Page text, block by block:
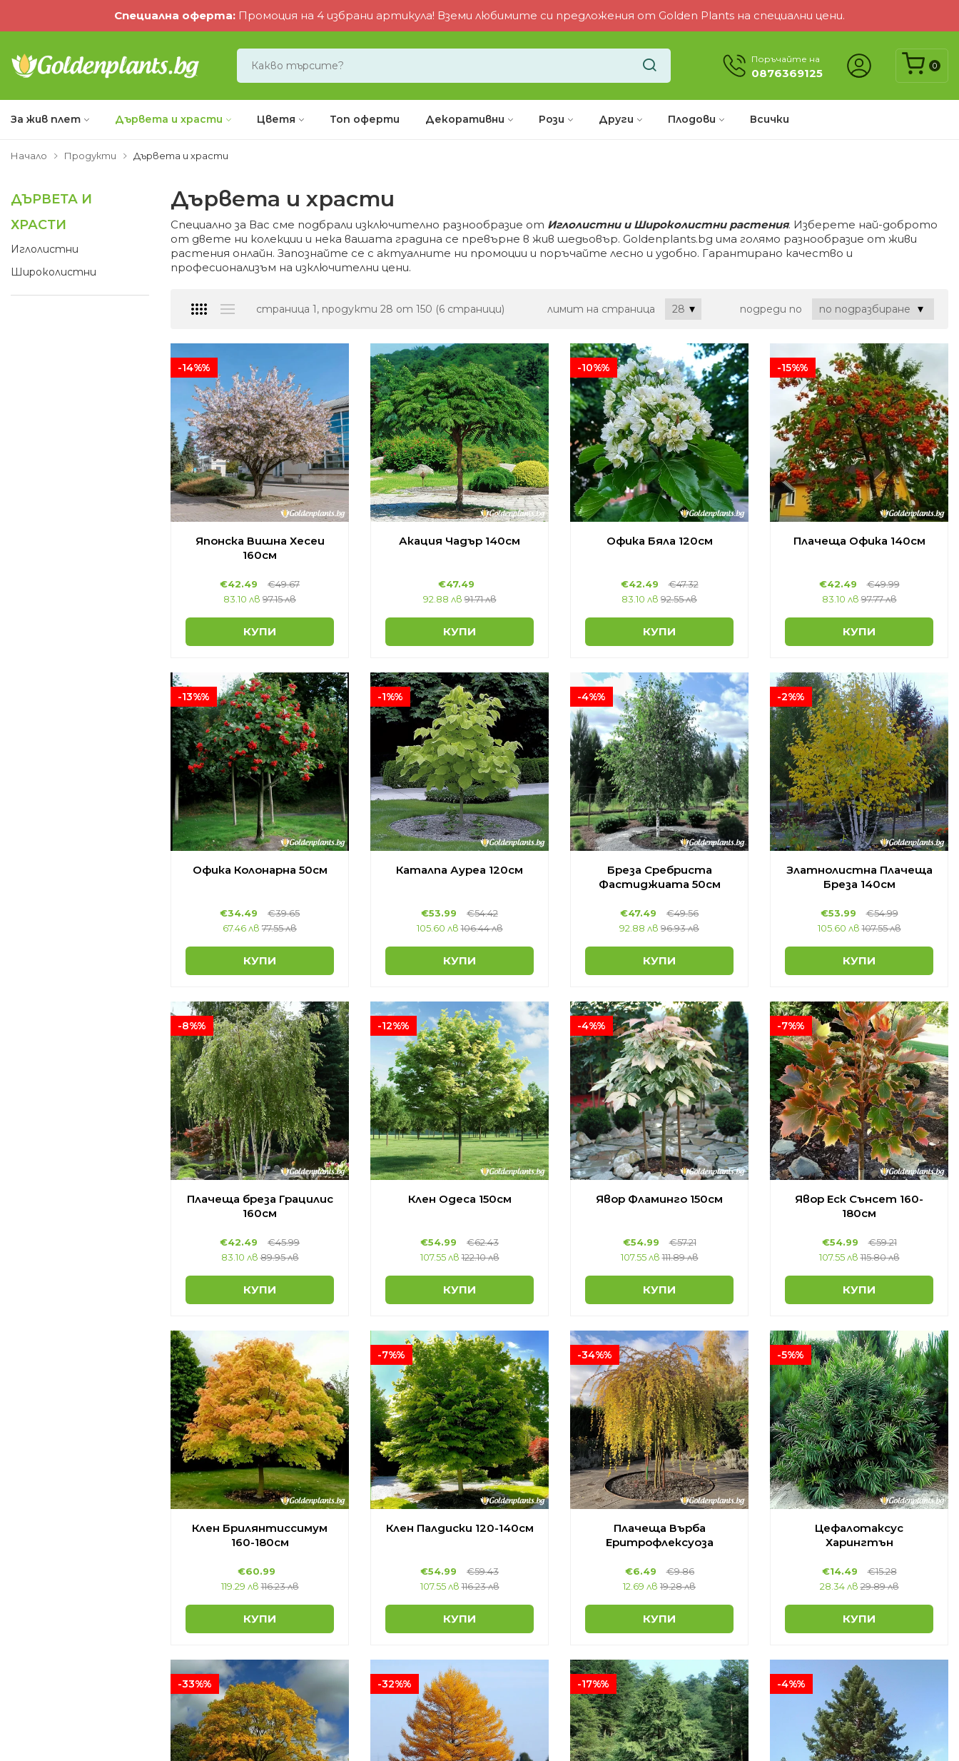
Специална оферта: Промоция на 4 избрани артикула! Вземи любимите си предложения от Golden Plants на специални цени.
Поръчайте на
0876369125
0
За жив плет Дървета и храсти Цветя Топ оферти Декоративни Рози Други Плодови Всички
Начало Продукти Дървета и храсти
ДЪРВЕТА И
ХРАСТИ
Иглолистни
Широколистни
Дървета и храсти
Специално за Вас сме подбрали изключително разнообразие от Иглолистни и Широколистни растения. Изберете най-доброто
от двете ни колекции и нека вашата градина се превърне в жив шедьовър. Goldenplants.bg има голямо разнообразие от живи
растения онлайн. Запознайте се с актуалните ни промоции и поръчайте лесно и удобно. Гарантирано качество и
професионализъм на изключителни цени.
страница 1, продукти 28 от 150 (6 страници) лимит на страница подреди по
-14%%
Японска Вишна Хесеи
160см
€42.49
€49.67
83.10 лв 97.15 лв
КУПИ
Акация Чадър 140см
€47.49
92.88 лв 91.71 лв
КУПИ
-10%%
Офика Бяла 120см
€42.49
€47.32
83.10 лв 92.55 лв
КУПИ
-15%%
Плачеща Офика 140см
€42.49
€49.99
83.10 лв 97.77 лв
КУПИ
-13%%
Офика Колонарна 50см
€34.49
€39.65
67.46 лв 77.55 лв
КУПИ
-1%%
Каталпа Ауреа 120см
€53.99
€54.42
105.60 лв 106.44 лв
КУПИ
-4%%
Бреза Сребриста
Фастиджиата 50см
€47.49
€49.56
92.88 лв 96.93 лв
КУПИ
-2%%
Златнолистна Плачеща
Бреза 140см
€53.99
€54.99
105.60 лв 107.55 лв
КУПИ
-8%%
Плачеща бреза Грацилис
160см
€42.49
€45.99
83.10 лв 89.95 лв
КУПИ
-12%%
Клен Одеса 150см
€54.99
€62.43
107.55 лв 122.10 лв
КУПИ
-4%%
Явор Фламинго 150см
€54.99
€57.21
107.55 лв 111.89 лв
КУПИ
-7%%
Явор Еск Сънсет 160-
180см
€54.99
€59.21
107.55 лв 115.80 лв
КУПИ
Клен Брилянтиссимум
160-180см
€60.99
119.29 лв 116.23 лв
КУПИ
-7%%
Клен Палдиски 120-140см
€54.99
€59.43
107.55 лв 116.23 лв
КУПИ
-34%%
Плачеща Върба
Еритрофлексуоза
€6.49
€9.86
12.69 лв 19.28 лв
КУПИ
-5%%
Цефалотаксус
Харингтън
€14.49
€15.28
28.34 лв 29.89 лв
КУПИ
-33%% -32%% -17%% -4%%